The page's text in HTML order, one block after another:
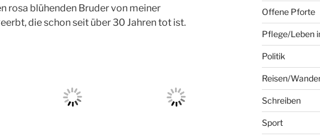
rosa blühenden Bruder von meiner
die schon seit über 30 Jahren tot ist.
Offene Pforte
Pflege/Leben
Politik
Reisen/
Schreiben
Sport